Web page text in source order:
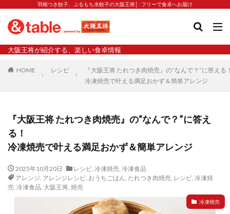
羽根つき餃子、ぷるもち水餃子の大阪王将│5フリーで食卓へお届け
大阪王将が紹介する、楽しい食卓情報
HOME レシピ
『大阪王将 たれつき肉焼売』の“なんで？”に答える
冷凍焼売で叶える満足おかず＆簡単アレンジ
『大阪王将 たれつき肉焼売』の“なんで？”に答え
る！
冷凍焼売で叶える満足おかず＆簡単アレンジ
2025年10月20日 レシピ, 冷凍焼売, 冷凍食品
アレンジ, アレンジレシピ, おうちごはん, たれつき肉焼売, レシピ, 冷凍焼
売, 冷凍食品, 大阪王将, 焼売
冷凍焼売
タグ
2023新商品 炒飯の素 業務スーパー
水餃子
渡韓ごっこ 炒飯
焼きそば
焼売と飲みたい
焼酎
春雨
大阪王将 背徳のバターすぎるぎょうざ
天津飯
昇華
居酒屋 弁当 担々麺
揚げ餃子
新商品
旨辛
鉄ラー油 鍋
鍋スープ